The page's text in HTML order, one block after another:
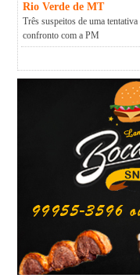
Rio Verde de MT
Três suspeitos de uma
confronto com a PM